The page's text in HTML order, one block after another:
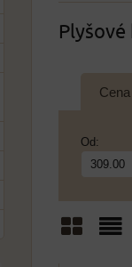
Cena
Od: